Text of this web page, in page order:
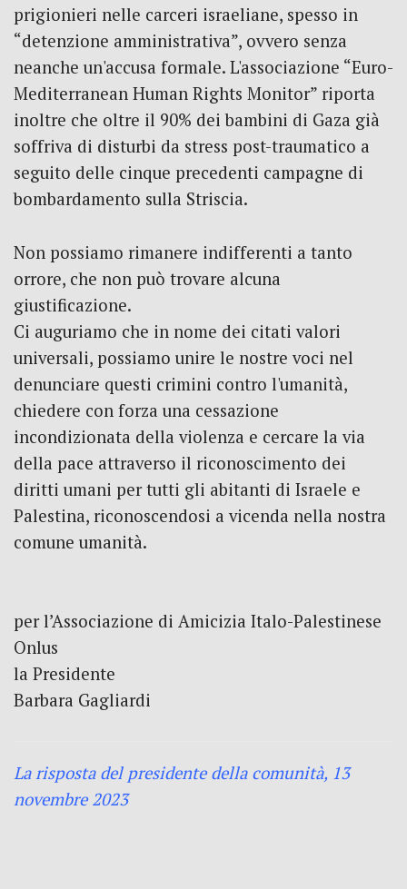
prigionieri nelle carceri israeliane, spesso in
“detenzione amministrativa”, ovvero senza
neanche un'accusa formale. L'associazione “Euro-
Mediterranean Human Rights Monitor” riporta
inoltre che oltre il 90% dei bambini di Gaza già
soffriva di disturbi da stress post-traumatico a
seguito delle cinque precedenti campagne di
bombardamento sulla Striscia.
Non possiamo rimanere indifferenti a tanto
orrore, che non può trovare alcuna
giustificazione.
Ci auguriamo che in nome dei citati valori
universali, possiamo unire le nostre voci nel
denunciare questi crimini contro l'umanità,
chiedere con forza una cessazione
incondizionata della violenza e cercare la via
della pace attraverso il riconoscimento dei
diritti umani per tutti gli abitanti di Israele e
Palestina, riconoscendosi a vicenda nella nostra
comune umanità.
per l’Associazione di Amicizia Italo-Palestinese
Onlus
la Presidente
Barbara Gagliardi
La risposta del presidente della comunità, 13
novembre 2023